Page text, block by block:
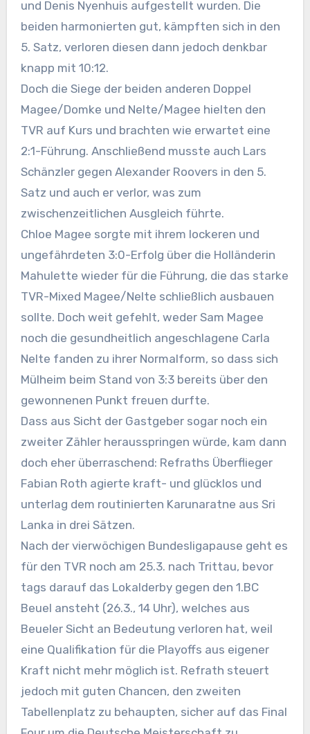
und Denis Nyenhuis aufgestellt wurden. Die
beiden harmonierten gut, kämpften sich in den
5. Satz, verloren diesen dann jedoch denkbar
knapp mit 10:12.
Doch die Siege der beiden anderen Doppel
Magee/Domke und Nelte/Magee hielten den
TVR auf Kurs und brachten wie erwartet eine
2:1-Führung. Anschließend musste auch Lars
Schänzler gegen Alexander Roovers in den 5.
Satz und auch er verlor, was zum
zwischenzeitlichen Ausgleich führte.
Chloe Magee sorgte mit ihrem lockeren und
ungefährdeten 3:0-Erfolg über die Holländerin
Mahulette wieder für die Führung, die das starke
TVR-Mixed Magee/Nelte schließlich ausbauen
sollte. Doch weit gefehlt, weder Sam Magee
noch die gesundheitlich angeschlagene Carla
Nelte fanden zu ihrer Normalform, so dass sich
Mülheim beim Stand von 3:3 bereits über den
gewonnenen Punkt freuen durfte.
Dass aus Sicht der Gastgeber sogar noch ein
zweiter Zähler herausspringen würde, kam dann
doch eher überraschend: Refraths Überflieger
Fabian Roth agierte kraft- und glücklos und
unterlag dem routinierten Karunaratne aus Sri
Lanka in drei Sätzen.
Nach der vierwöchigen Bundesligapause geht es
für den TVR noch am 25.3. nach Trittau, bevor
tags darauf das Lokalderby gegen den 1.BC
Beuel ansteht (26.3., 14 Uhr), welches aus
Beueler Sicht an Bedeutung verloren hat, weil
eine Qualifikation für die Playoffs aus eigener
Kraft nicht mehr möglich ist. Refrath steuert
jedoch mit guten Chancen, den zweiten
Tabellenplatz zu behaupten, sicher auf das Final